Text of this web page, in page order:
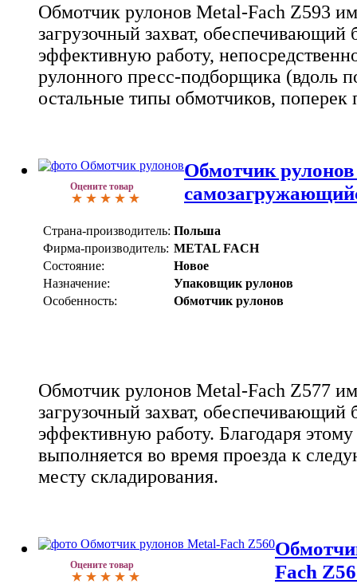
Обмотчик рулонов Metal-Fach Z593
загрузочный захват,
эффективную работу,
рулонного пресс-подборщика (вдоль
остальные типы обмотчиков, поперек
Оцените товар
Обмотчик
Страна-производитель: Польша
Фирма-производитель: METAL FACH
Состояние:
Новое
Назначение:
Упаковщик рулонов
Особенность:
Обмотчик рулонов
Обмотчик рулонов Metal-Fach Z577
загрузочный захват,
эффективную работу. Благодаря
выполняется во время проезда к
месту складирования.
Оцените товар
Fach